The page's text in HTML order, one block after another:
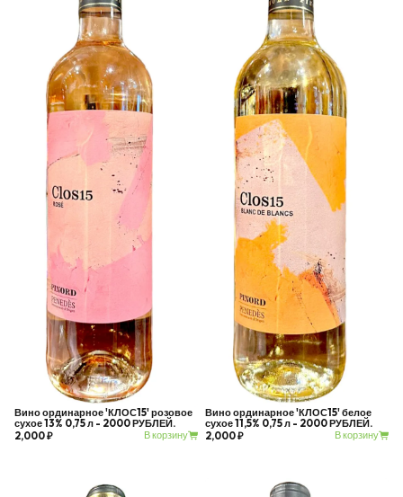
Вино ординарное 'КЛОС15' розовое
сухое 13% 0,75 л - 2000 РУБЛЕЙ.
2,000 ₽
В корзину
Вино ординарное 'КЛОС15' белое
сухое 11,5% 0,75 л - 2000 РУБЛЕЙ.
2,000 ₽
В корзину